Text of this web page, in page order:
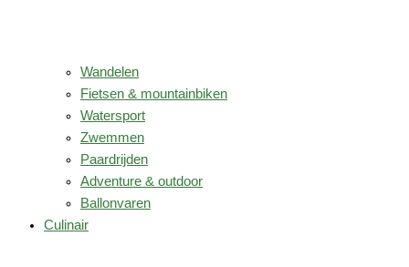
Wandelen
Fietsen & mountainbiken
Watersport
Zwemmen
Paardrijden
Adventure & outdoor
Ballonvaren
Culinair